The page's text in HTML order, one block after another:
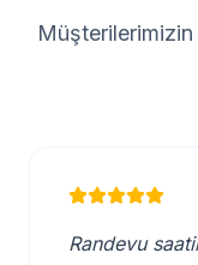
Randevu